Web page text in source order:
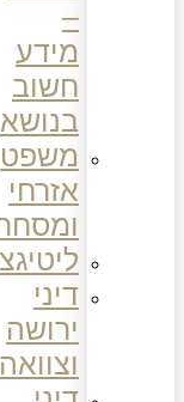
מידע
חשוב
בנושא
משפט
אזרחי
ומסחרי
ליטיגציה
דיני
ירושה
וצוואה